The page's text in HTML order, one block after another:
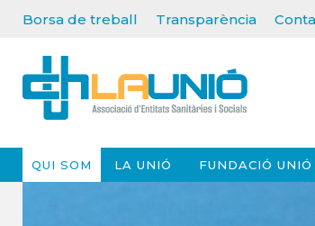
Borsa de treball Transparència
QUI SOM LA UNIÓ FUNDACIÓ UNIÓ